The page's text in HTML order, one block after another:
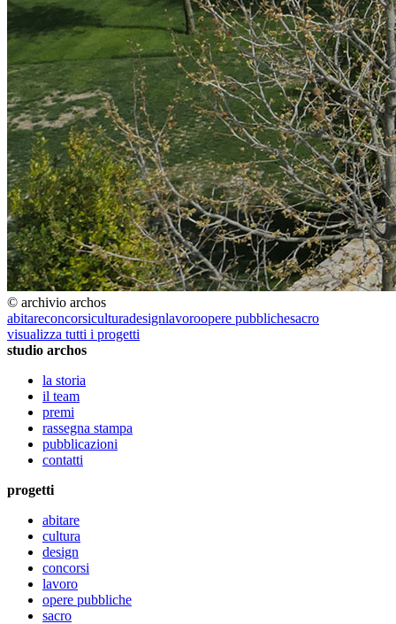
© archivio archos
abitareconcorsiculturadesignlavoroopere pubblichesacro
visualizza tutti i progetti
studio archos
la storia
il team
premi
rassegna stampa
pubblicazioni
contatti
progetti
abitare
cultura
design
concorsi
lavoro
opere pubbliche
sacro